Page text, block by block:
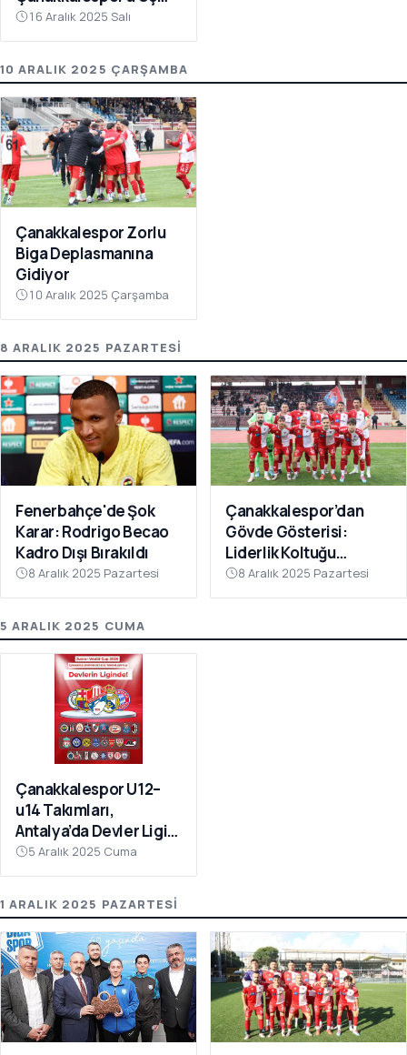
Puanı Getirdi
16 Aralık 2025 Salı
10 ARALIK 2025 ÇARŞAMBA
Çanakkalespor Zorlu
Biga Deplasmanına
Gidiyor
10 Aralık 2025 Çarşamba
8 ARALIK 2025 PAZARTESI
Fenerbahçe'de Şok
Karar: Rodrigo Becao
Kadro Dışı Bırakıldı
8 Aralık 2025 Pazartesi
Çanakkalespor’dan
Gövde Gösterisi:
Liderlik Koltuğu
Bırakılmıyor!
8 Aralık 2025 Pazartesi
5 ARALIK 2025 CUMA
Çanakkalespor U12–
u14 Takımları,
Antalya’da Devler Ligi
Sahnesinde!
5 Aralık 2025 Cuma
1 ARALIK 2025 PAZARTESI